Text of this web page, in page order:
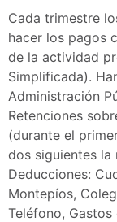
Cada trimestre
hacer los pagos
de la actividad
Simplificada).
Administración
Retenciones
(durante el
dos siguientes la
Deducciones:
Montepíos,
Teléfono,